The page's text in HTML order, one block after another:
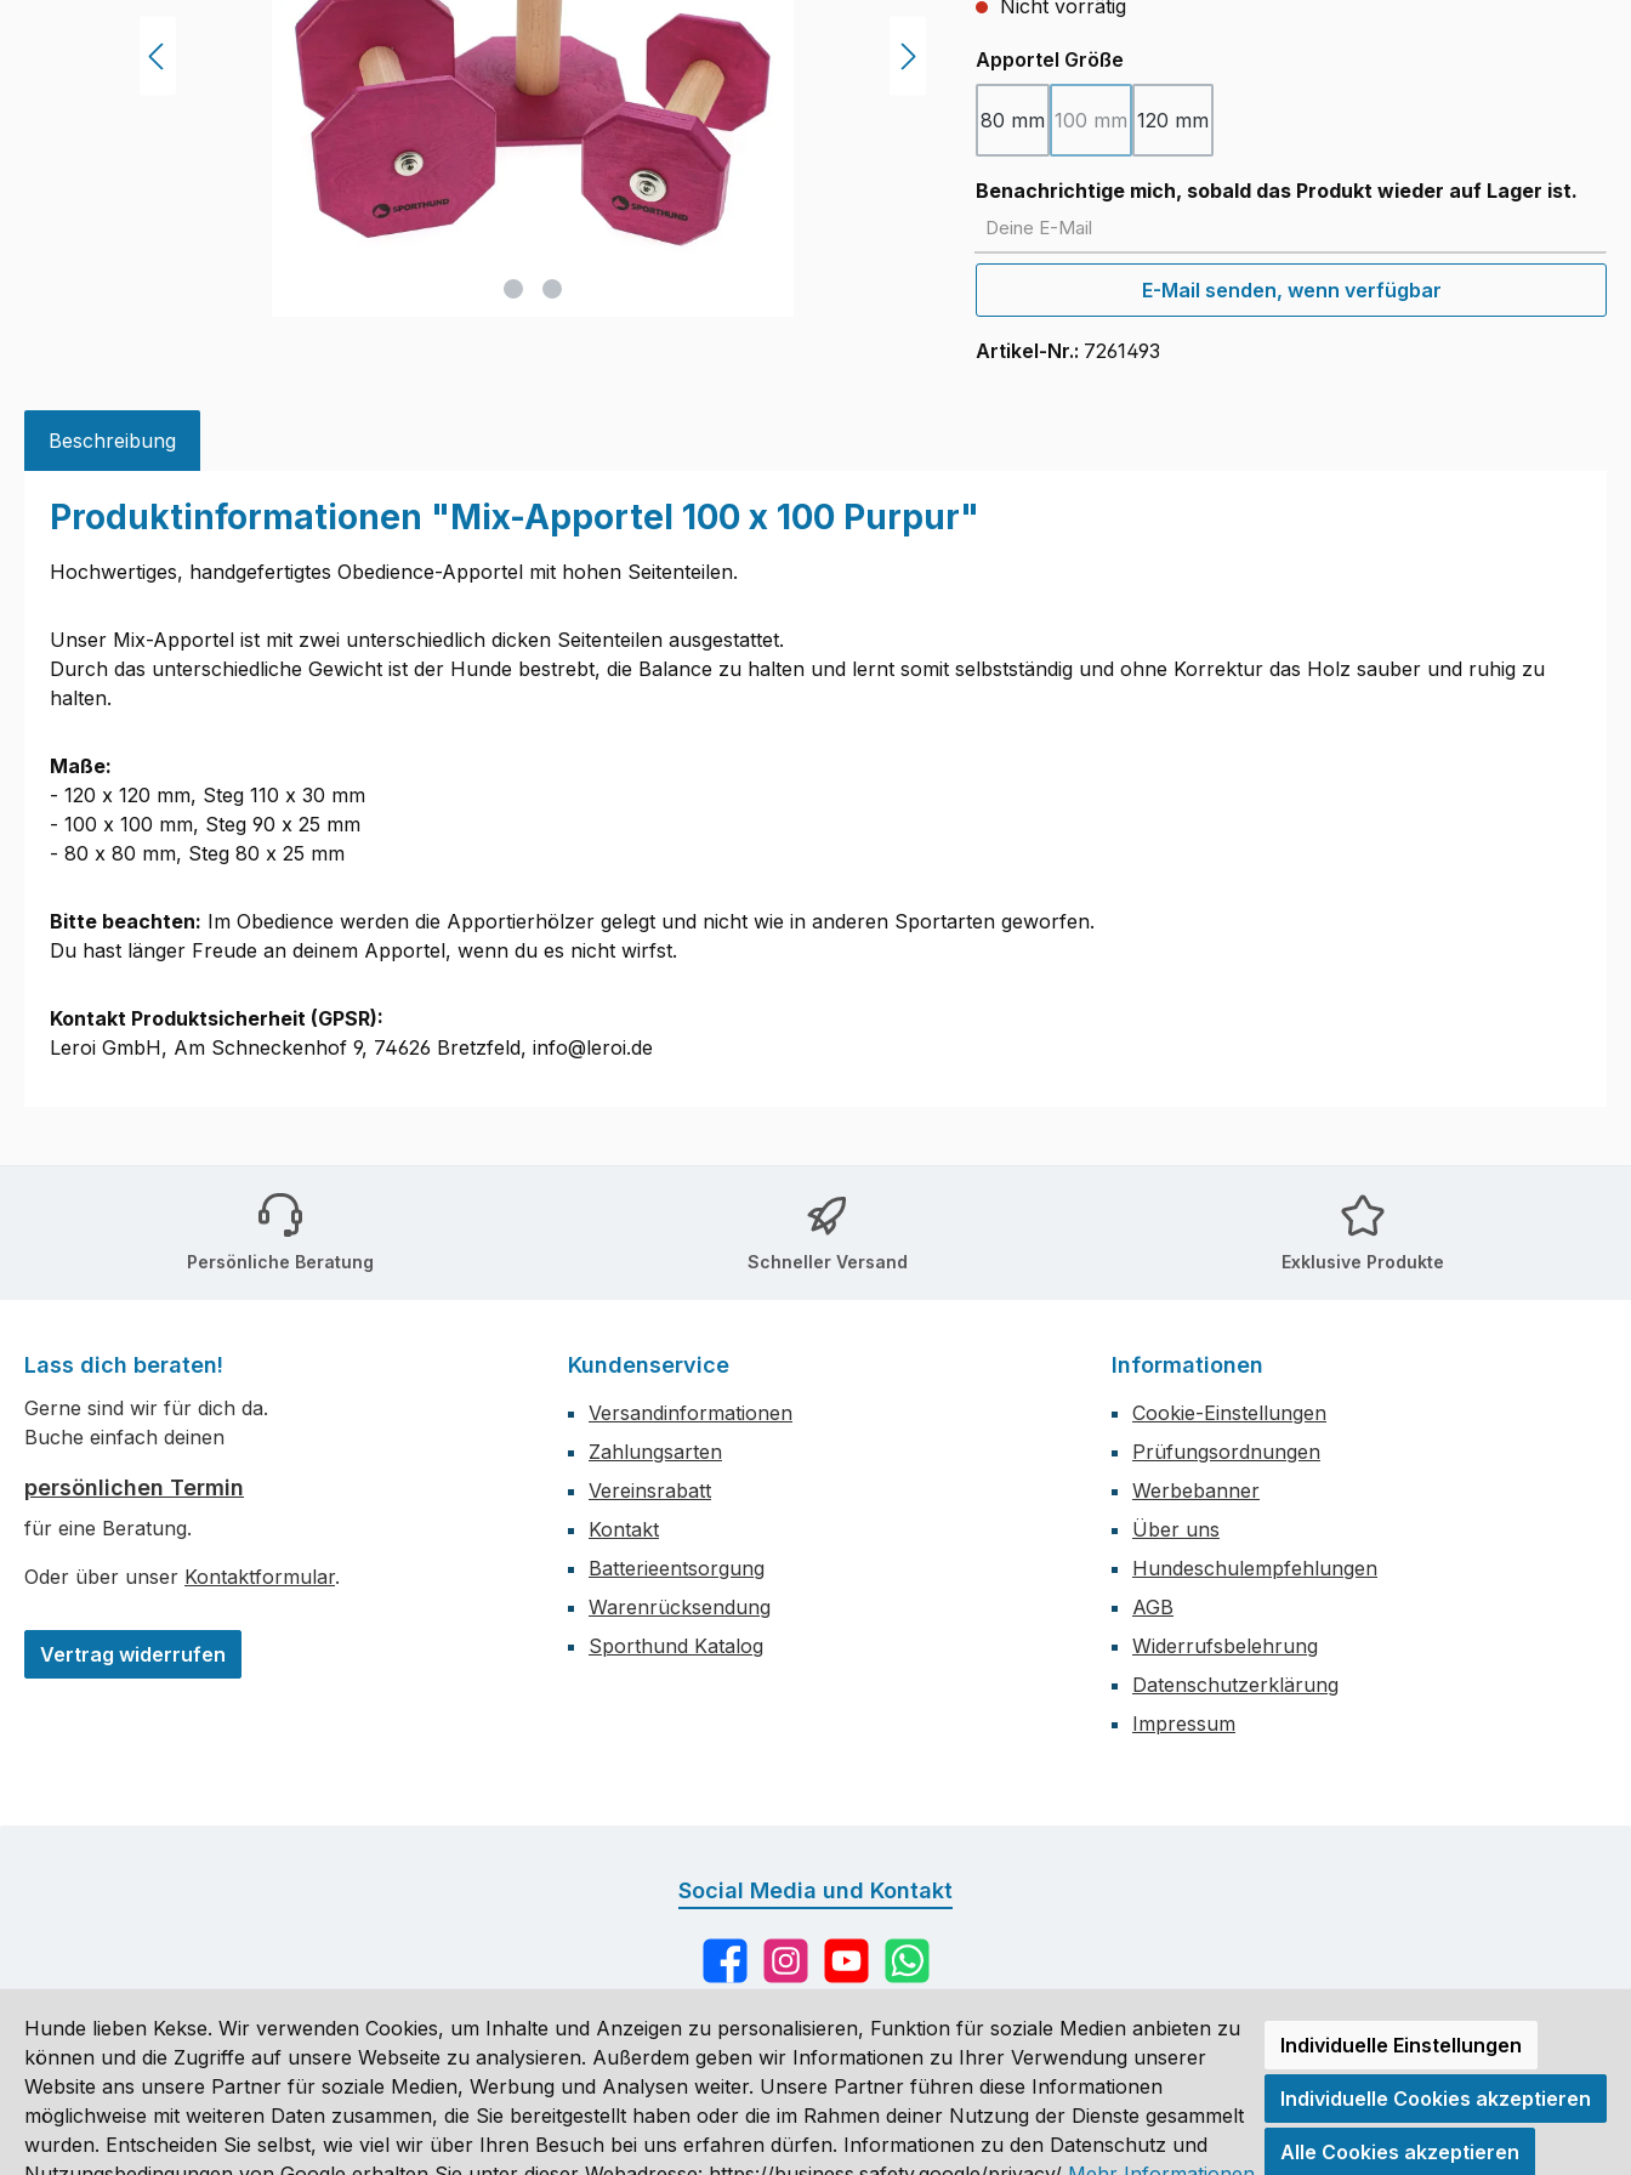
Nicht vorrätig
Apportel Größe
80 mm 100 mm
(Diese Option ist zurzeit nicht verfügbar.)
120 mm
Benachrichtige mich, sobald das Produkt wieder auf Lager ist.
Deine E-Mail
E-Mail senden, wenn verfügbar
Artikel-Nr.: 7261493
Beschreibung
Produktinformationen "Mix-Apportel 100 x 100 Purpur"
Hochwertiges, handgefertigtes Obedience-Apportel mit hohen Seitenteilen.
Unser Mix-Apportel ist mit zwei unterschiedlich dicken Seitenteilen ausgestattet.
Durch das unterschiedliche Gewicht ist der Hunde bestrebt, die Balance zu halten und lernt somit selbstständig und ohne Korrektur das Holz sauber und ruhig zu
halten.
Maße:
- 120 x 120 mm, Steg 110 x 30 mm
- 100 x 100 mm, Steg 90 x 25 mm
- 80 x 80 mm, Steg 80 x 25 mm
Bitte beachten: Im Obedience werden die Apportierhölzer gelegt und nicht wie in anderen Sportarten geworfen.
Du hast länger Freude an deinem Apportel, wenn du es nicht wirfst.
Kontakt Produktsicherheit (GPSR):
Leroi GmbH, Am Schneckenhof 9, 74626 Bretzfeld, info@leroi.de
Persönliche Beratung Schneller Versand Exklusive Produkte
Lass dich beraten!
Gerne sind wir für dich da.
Buche einfach deinen
persönlichen Termin
für eine Beratung.
Oder über unser Kontaktformular.
Vertrag widerrufen
Kundenservice
Versandinformationen
Zahlungsarten
Vereinsrabatt
Kontakt
Batterieentsorgung
Warenrücksendung
Sporthund Katalog
Informationen
Cookie-Einstellungen
Prüfungsordnungen
Werbebanner
Über uns
Hundeschulempfehlungen
AGB
Widerrufsbelehrung
Datenschutzerklärung
Impressum
Social Media und Kontakt
FacebookInstagramYouTubeWhatsApp
Alle Preise inkl. gesetzl. Mehrwertsteuer zzgl.Versandkosten, wenn nicht anders angegeben. Preise vor dem Login werden in Euro (DE) angezeigt. Streichpreise = UVP-Preise. Abbildungen
ähnlich. Änderungen vorbehalten.
© 2026 Sporthund - Alle Rechte vorbehalten. Theme byThemeWare®
Hunde lieben Kekse. Wir verwenden Cookies, um Inhalte und Anzeigen zu personalisieren, Funktion für soziale Medien anbieten zu
können und die Zugriffe auf unsere Webseite zu analysieren. Außerdem geben wir Informationen zu Ihrer Verwendung unserer
Website ans unsere Partner für soziale Medien, Werbung und Analysen weiter. Unsere Partner führen diese Informationen
möglichweise mit weiteren Daten zusammen, die Sie bereitgestellt haben oder die im Rahmen deiner Nutzung der Dienste gesammelt
wurden. Entscheiden Sie selbst, wie viel wir über Ihren Besuch bei uns erfahren dürfen. Informationen zu den Datenschutz und
Individuelle Einstellungen
Individuelle Cookies akzeptieren
Alle Cookies akzeptieren